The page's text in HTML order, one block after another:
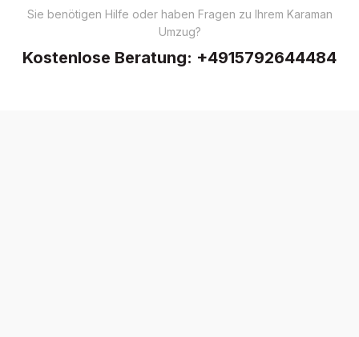
Sie benötigen Hilfe oder haben Fragen zu Ihrem Karaman
Umzug?
Kostenlose Beratung: +4915792644484